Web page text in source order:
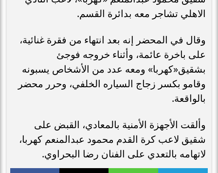
الاهلي تشاجر معه بدائرة القسم.
وقال في المحضر إنه بعد انتهاء من فقرة غنائية،
على باخرة عائمة، وأثناء خروجه فوجئ
بشقيق«كهربا» ومعه عدد من الأشخاص يسبونه
وقامو بكسر زجاج السياره الخلفي، وحرر محضر
بالواقعة.
وألقت الأجهزة الأمنية بالمعادي، القبض على
شقيق لاعب كرة القدم محمود عبدالمنعم كهربا،
لاتهامه بالتعدي على الفنان رضا البحراوي.